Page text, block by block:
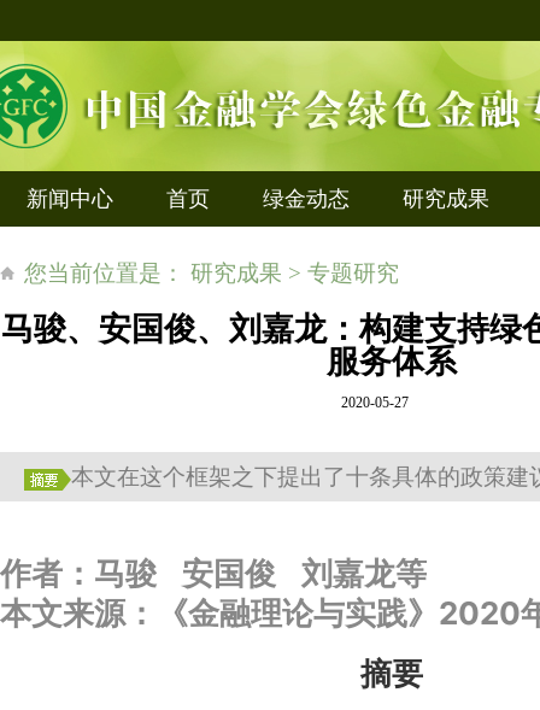
新闻中心 首页 绿金动态 研究成果
您当前位置是： 研究成果 > 专题研究
马骏、安国俊、刘嘉龙：构建支持绿
服务体系
2020-05-27
本文在这个框架之下提出了十条具体的政策建
作者：马骏 安国俊 刘嘉龙等
本文来源：《金融理论与实践》2020
摘要